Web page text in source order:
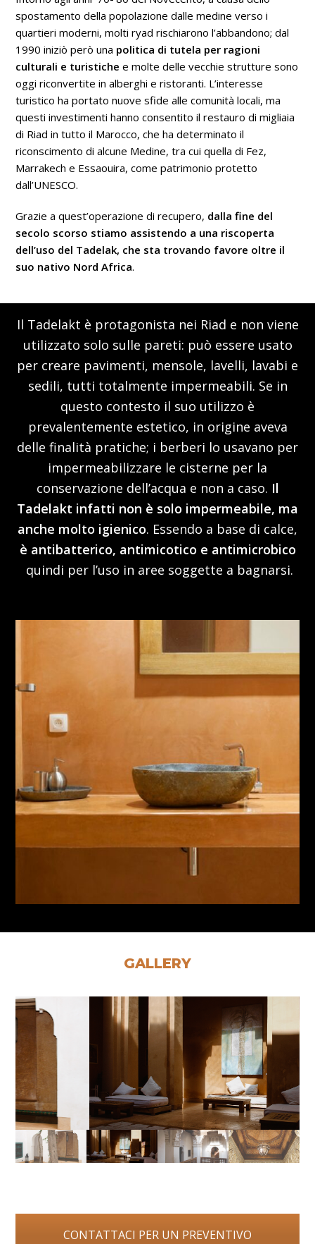
spostamento della popolazione dalle medine verso i
quartieri moderni, molti ryad rischiarono l’abbandono; dal
1990 iniziò però una politica di tutela per ragioni
culturali e turistiche e molte delle vecchie strutture sono
oggi riconvertite in alberghi e ristoranti. L’interesse
turistico ha portato nuove sfide alle comunità locali, ma
questi investimenti hanno consentito il restauro di migliaia
di Riad in tutto il Marocco, che ha determinato il
riconscimento di alcune Medine, tra cui quella di Fez,
Marrakech e Essaouira, come patrimonio protetto
dall’UNESCO.
Grazie a quest’operazione di recupero, dalla fine del
secolo scorso stiamo assistendo a una riscoperta
dell’uso del Tadelak, che sta trovando favore oltre il
suo nativo Nord Africa.
Il Tadelakt è protagonista nei Riad e non viene
utilizzato solo sulle pareti: può essere usato
per creare pavimenti, mensole, lavelli, lavabi e
sedili, tutti totalmente impermeabili. Se in
questo contesto il suo utilizzo è
prevalentemente estetico, in origine aveva
delle finalità pratiche; i berberi lo usavano per
impermeabilizzare le cisterne per la
conservazione dell’acqua e non a caso. Il
Tadelakt infatti non è solo impermeabile, ma
anche molto igienico. Essendo a base di calce,
è antibatterico, antimicotico e antimicrobico
quindi per l’uso in aree soggette a bagnarsi.
GALLERY
CONTATTACI PER UN PREVENTIVO